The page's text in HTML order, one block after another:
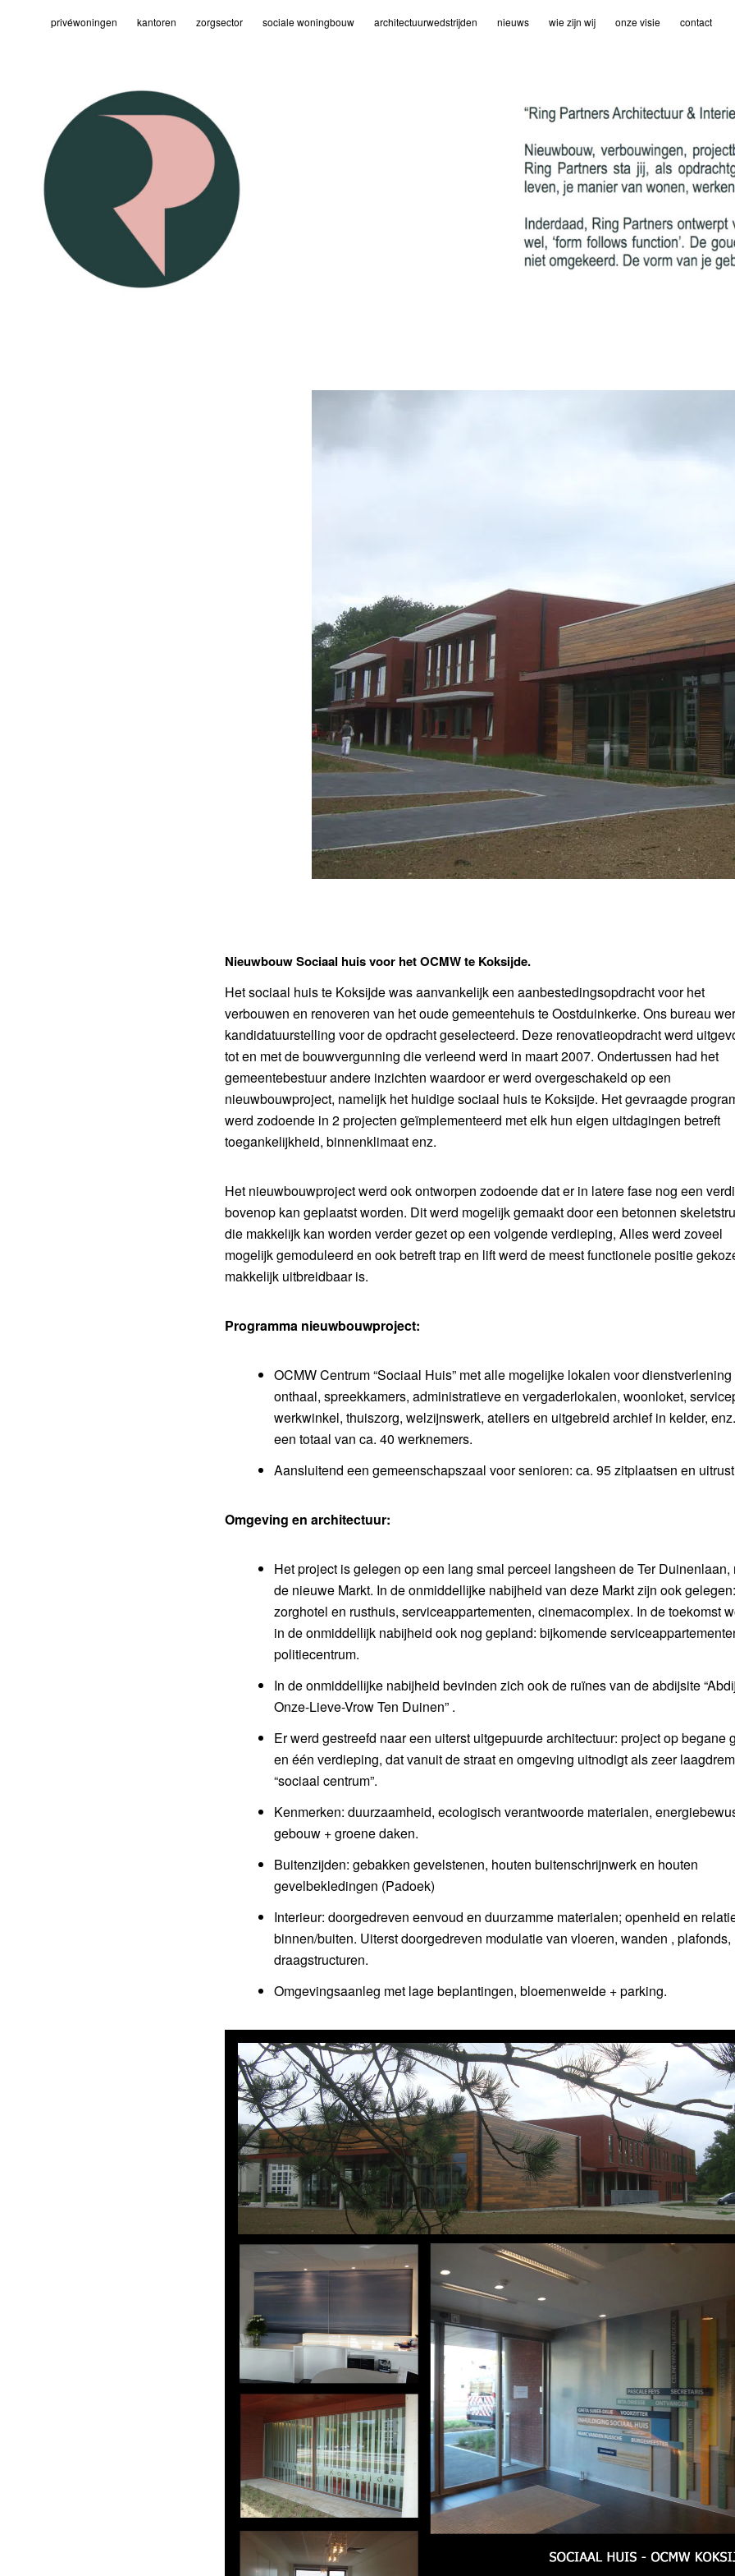
privéwoningen kantoren zorgsector sociale woningbouw architectuurwedstrijden nieuws wie zijn wij onze visie contact
Nieuwbouw Sociaal huis voor het OCMW te Koksijde.
Het sociaal huis te Koksijde was aanvankelijk een aanbestedingsopdracht voor het
verbouwen en renoveren van het oude gemeentehuis te Oostduinkerke. Ons bureau
kandidatuurstelling voor de opdracht geselecteerd. Deze renovatieopdracht werd
tot en met de bouwvergunning die verleend werd in maart 2007. Ondertussen had het
gemeentebestuur andere inzichten waardoor er werd overgeschakeld op een
nieuwbouwproject, namelijk het huidige sociaal huis te Koksijde. Het gevraagde
werd zodoende in 2 projecten geïmplementeerd met elk hun eigen uitdagingen betreft
toegankelijkheid, binnenklimaat enz.
Het nieuwbouwproject werd ook ontworpen zodoende dat er in latere fase nog een
bovenop kan geplaatst worden. Dit werd mogelijk gemaakt door een betonnen
die makkelijk kan worden verder gezet op een volgende verdieping, Alles werd zoveel
mogelijk gemoduleerd en ook betreft trap en lift werd de meest functionele positie
makkelijk uitbreidbaar is.
Programma nieuwbouwproject:
OCMW Centrum “Sociaal Huis” met alle mogelijke lokalen voor
onthaal, spreekkamers, administratieve en vergaderlokalen, woonloket,
werkwinkel, thuiszorg, welzijnswerk, ateliers en uitgebreid archief in kelder,
een totaal van ca. 40 werknemers.
Aansluitend een gemeenschapszaal voor senioren: ca. 95 zitplaatsen en
Omgeving en architectuur:
Het project is gelegen op een lang smal perceel langsheen de Ter Duinenlaan,
de nieuwe Markt. In de onmiddellijke nabijheid van deze Markt zijn ook gelegen:
zorghotel en rusthuis, serviceappartementen, cinemacomplex. In de toekomst
in de onmiddellijk nabijheid ook nog gepland: bijkomende
politiecentrum.
In de onmiddellijke nabijheid bevinden zich ook de ruïnes van de abdijsite
Onze-Lieve-Vrow Ten Duinen” .
Er werd gestreefd naar een uiterst uitgepuurde architectuur: project op begane
en één verdieping, dat vanuit de straat en omgeving uitnodigt als zeer
“sociaal centrum”.
Kenmerken: duurzaamheid, ecologisch verantwoorde materialen,
gebouw + groene daken.
Buitenzijden: gebakken gevelstenen, houten buitenschrijnwerk en houten
gevelbekledingen (Padoek)
Interieur: doorgedreven eenvoud en duurzamme materialen; openheid en
binnen/buiten. Uiterst doorgedreven modulatie van vloeren, wanden , plafonds,
draagstructuren.
Omgevingsaanleg met lage beplantingen, bloemenweide + parking.